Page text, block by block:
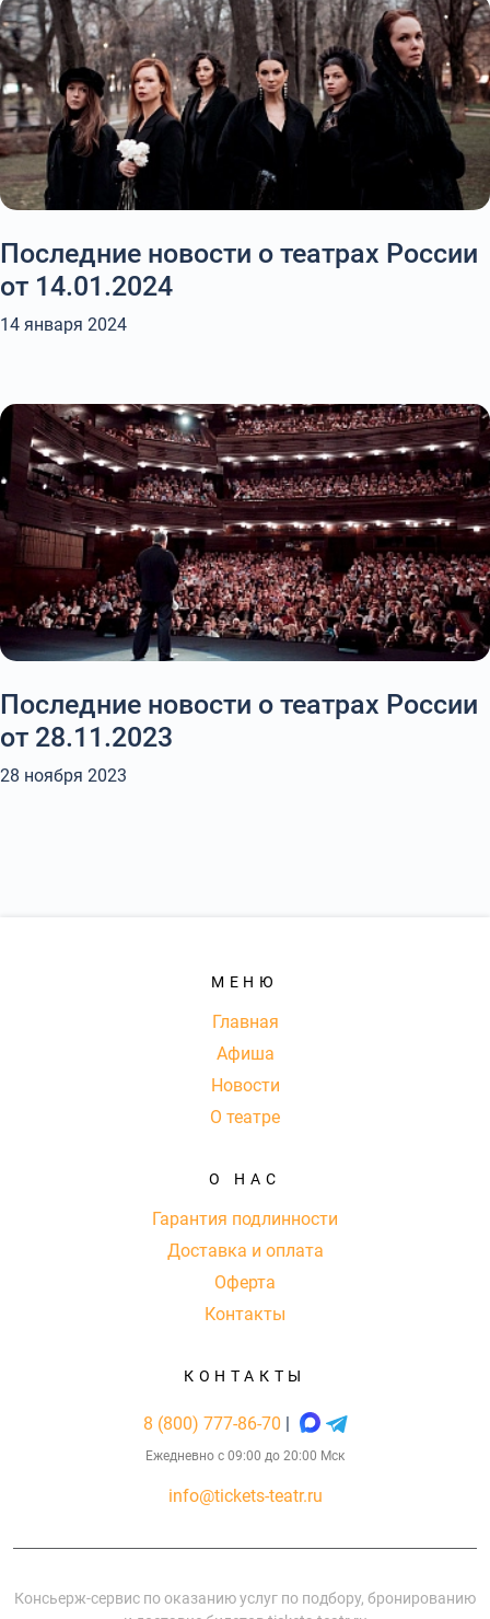
Последние новости о театрах России
от 14.01.2024
14 января 2024
Последние новости о театрах России
от 28.11.2023
28 ноября 2023
МЕНЮ
Главная
Афиша
Новости
О театре
О НАС
Гарантия подлинности
Доставка и оплата
Оферта
Контакты
КОНТАКТЫ
8 (800) 777-86-70 |
Ежедневно с 09:00 до 20:00 Мск
info@tickets-teatr.ru
Консьерж-сервис по оказанию услуг по подбору, бронированию